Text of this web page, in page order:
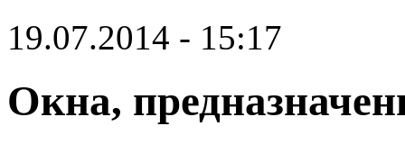
19.07.2014 - 15:17
Окна,